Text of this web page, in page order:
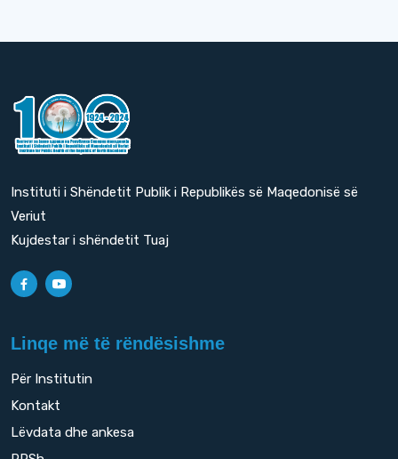
Instituti i Shëndetit Publik i Republikës së Maqedonisë së
Veriut
Kujdestar i shëndetit Tuaj
Linqe më të rëndësishme
Për Institutin
Kontakt
Lëvdata dhe ankesa